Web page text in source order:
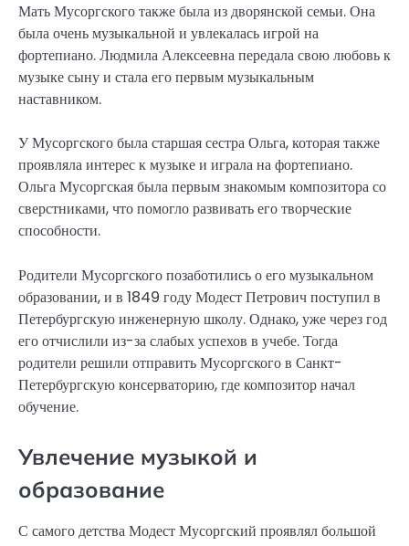
Мать Мусоргского также была из дворянской семьи. Она
была очень музыкальной и увлекалась игрой на
фортепиано. Людмила Алексеевна передала свою любовь к
музыке сыну и стала его первым музыкальным
наставником.
У Мусоргского была старшая сестра Ольга, которая также
проявляла интерес к музыке и играла на фортепиано.
Ольга Мусоргская была первым знакомым композитора со
сверстниками, что помогло развивать его творческие
способности.
Родители Мусоргского позаботились о его музыкальном
образовании, и в 1849 году Модест Петрович поступил в
Петербургскую инженерную школу. Однако, уже через год
его отчислили из-за слабых успехов в учебе. Тогда
родители решили отправить Мусоргского в Санкт-
Петербургскую консерваторию, где композитор начал
обучение.
Увлечение музыкой и
образование
С самого детства Модест Мусоргский проявлял большой